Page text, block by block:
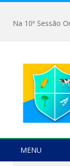
MENU